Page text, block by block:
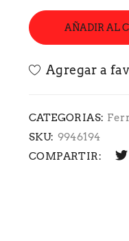
AÑADIR AL
CATEGORIAS:
SKU: 9946194
COMPARTIR: